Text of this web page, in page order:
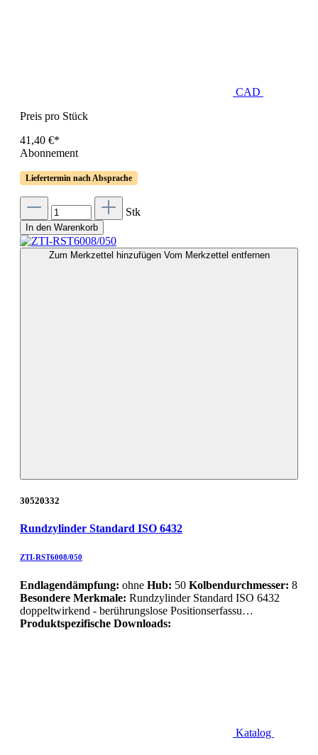
CAD
Preis pro Stück
41,40 €*
Abonnement
Liefertermin nach Absprache
Stk
In den Warenkorb
Zum Merkzettel hinzufügen Vom Merkzettel entfernen
30520332
Rundzylinder Standard ISO 6432
ZTI-RST6008/050
Endlagendämpfung: ohne Hub: 50 Kolbendurchmesser: 8
Besondere Merkmale: Rundzylinder Standard ISO 6432
doppeltwirkend - berührungslose Positionserfassu…
Produktspezifische Downloads:
Katalog